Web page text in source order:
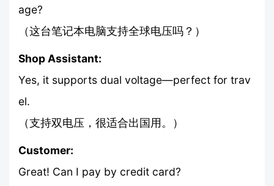
age?
（这台笔记本电脑支持全球电压吗？）
Shop Assistant:
Yes, it supports dual voltage—perfect for trav
el.
（支持双电压，很适合出国用。）
Customer:
Great! Can I pay by credit card?